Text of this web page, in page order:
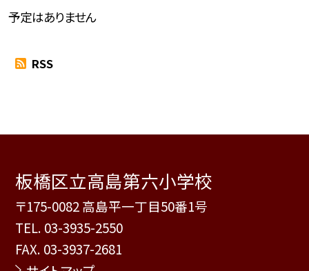
予定はありません
RSS
板橋区立高島第六小学校
〒175-0082 高島平一丁目50番1号
TEL. 03-3935-2550
FAX. 03-3937-2681